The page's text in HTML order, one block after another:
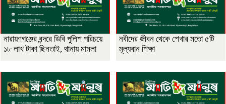
নারায়ণগঞ্জের বন্দরে ডিবি পুলিশ পরিচয়ে
১৮ লাখ টাকা ছিনতাই, থানায় মামলা
নবীদের জীবন থেকে শেখার মতো ৫টি
মূল্যবান শিক্ষা